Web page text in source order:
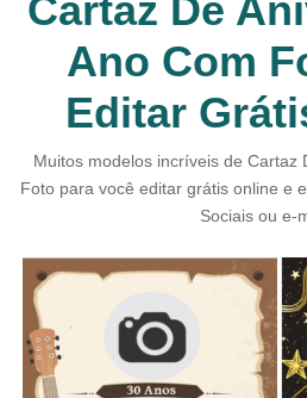
Ano Com
Editar
Muitos modelos incríveis de Cartaz
Foto para você editar grátis online e
Sociais ou e-